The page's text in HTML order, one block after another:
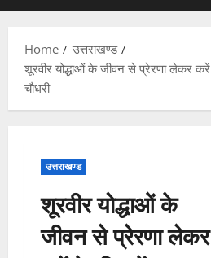
Home
उत्तराखण्ड
शूरवीर योद्धाओं के जीवन से प्रेरणा लेकर
चौधरी
उत्तराखण्ड
शूरवीर योद्धाओं के
जीवन से प्रेरणा लेकर